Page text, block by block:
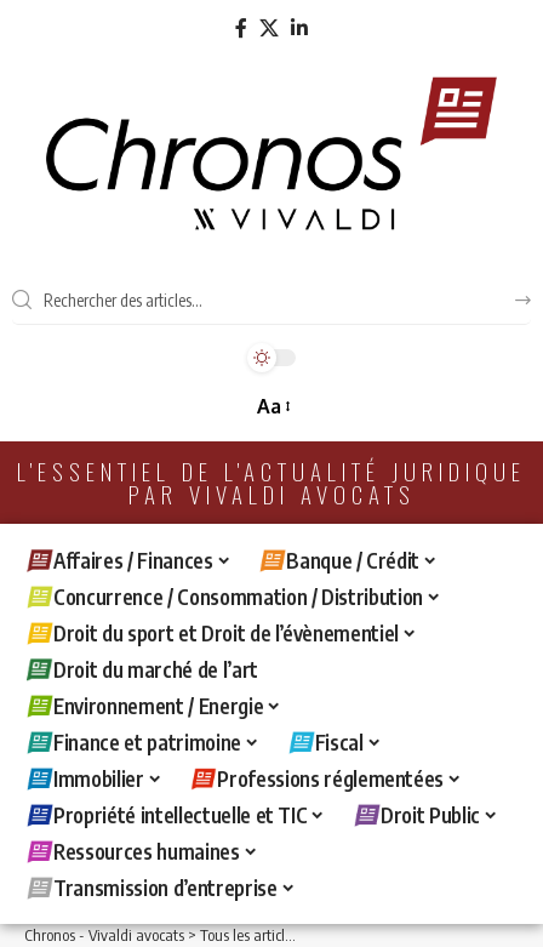
Aa
L'ESSENTIEL DE L'ACTUALITÉ JURIDIQUE
PAR VIVALDI AVOCATS
Affaires / Finances
Banque / Crédit
Concurrence / Consommation / Distribution
Droit du sport et Droit de l’évènementiel
Droit du marché de l’art
Environnement / Energie
Finance et patrimoine
Fiscal
Immobilier
Professions réglementées
Propriété intellectuelle et TIC
Droit Public
Ressources humaines
Transmission d’entreprise
Chronos - Vivaldi avocats>Tous les articles >Ressources humaines>Contrat de